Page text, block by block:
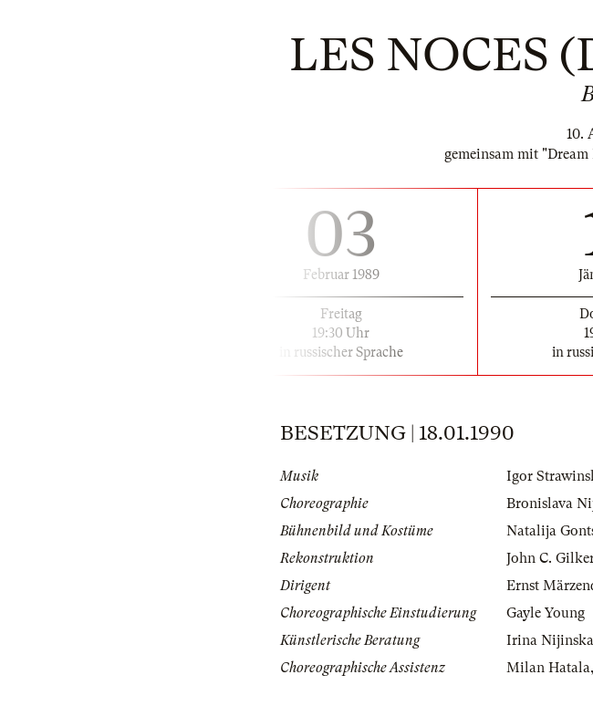
LES NOCES
10.
gemeinsam mit
03
Februar 1989
Freitag
19:30 Uhr
in russischer Sprache
in
BESETZUNG | 18.01.1990
Musik
Igor
Choreographie
Bronislava
Bühnenbild und Kostüme
Natalija
Rekonstruktion
John C.
Dirigent
Ernst
Choreographische Einstudierung
Gayle Young
Künstlerische Beratung
Irina
Choreographische Assistenz
Milan Hatala,